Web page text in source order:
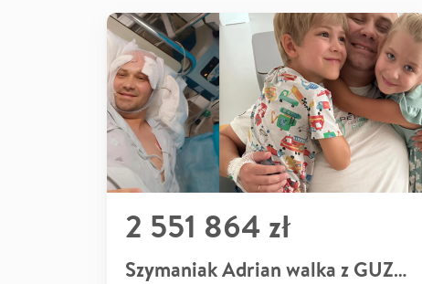
2 551 864 zł
Szymaniak Adrian walka z GUZEM